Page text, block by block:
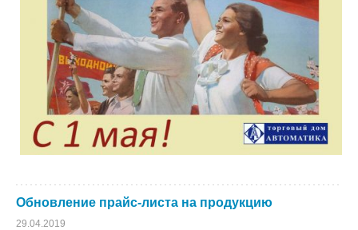
Обновление прайс-листа на продукцию
29.04.2019